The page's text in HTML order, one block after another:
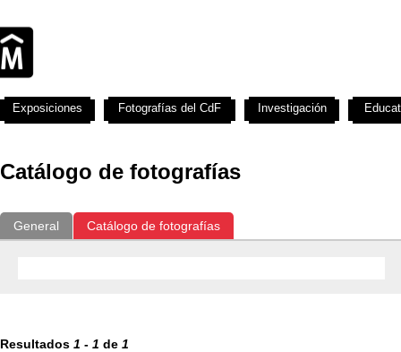
Catálogo de fotografías
General Catálogo de fotografías
Resultados 1 - 1 de 1
Exposiciones Fotografías del CdF Investigación